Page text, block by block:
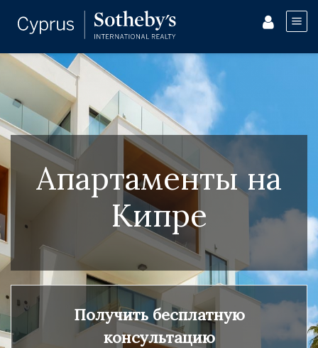
Апартаменты на
Кипре
Получить бесплатную
консультацию